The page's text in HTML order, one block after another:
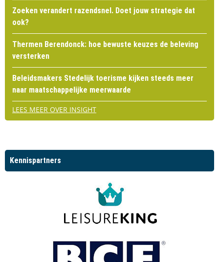
Zoeken verandert razendsnel. Doet jouw strategie dat
ook?
Thermen Berendonck: hoe bewuste keuzes de beleving
versterken
Beleidsmakers Stedelijk toerisme kijken steeds meer
naar maatschappelijke meerwaarde
LEES MEER OVER INSIGHT
Kennispartners